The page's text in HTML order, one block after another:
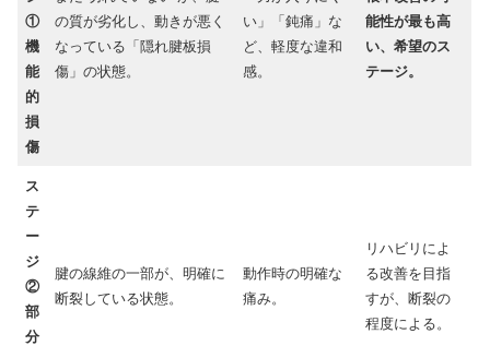
①
機
能
的
損
傷
の質が劣化し、動きが悪く
なっている「隠れ腱板損
傷」の状態。
い」「鈍痛」な
ど、軽度な違和
感。
能性が最も高
い、希望のス
テージ。
ス
テ
ー
ジ
②
部
分
腱の線維の一部が、明確に
断裂している状態。
動作時の明確な
痛み。
リハビリによ
る改善を目指
すが、断裂の
程度による。